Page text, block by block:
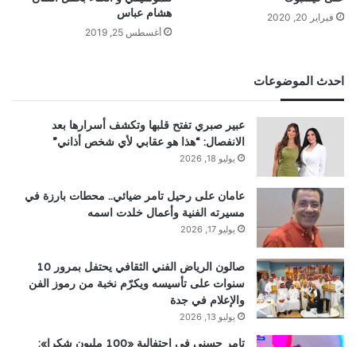
فبراير 20, 2020
هشام عباس
أغسطس 25, 2019
احدث الموضوعات
عبير صبري تفتح قلبها وتكشف أسرارها بعد
الانفصال: “هذا هو عقابي لأي شخص أذاني”
يوليو 18, 2026
عامان على رحيل تامر ضيائي.. محطات بارزة في
مسيرته الفنية وأعمال خلدت اسمه
يوليو 17, 2026
صالون الرياض الفني الثقافي يحتفل بمرور 10
سنوات على تأسيسه ويكرّم نخبة من رموز الفن
والإعلام في جدة
يوليو 13, 2026
تامر حسني في احتفالية «100 مليون شكرا»: